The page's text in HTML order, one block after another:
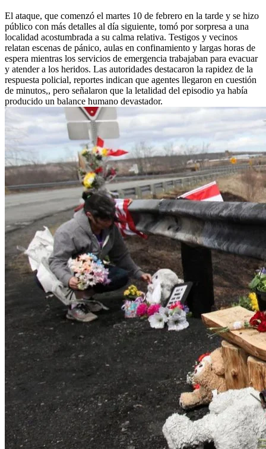
El ataque, que comenzó el martes 10 de febrero en la tarde y se hizo
público con más detalles al día siguiente, tomó por sorpresa a una
localidad acostumbrada a su calma relativa. Testigos y vecinos
relatan escenas de pánico, aulas en confinamiento y largas horas de
espera mientras los servicios de emergencia trabajaban para evacuar
y atender a los heridos. Las autoridades destacaron la rapidez de la
respuesta policial, reportes indican que agentes llegaron en cuestión
de minutos,, pero señalaron que la letalidad del episodio ya había
producido un balance humano devastador.